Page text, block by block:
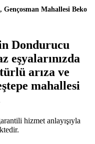
Gençosman Mahallesi Beko
Dondurucu
eşyalarınızda
arıza ve
mahallesi
hizmet anlayışıyla